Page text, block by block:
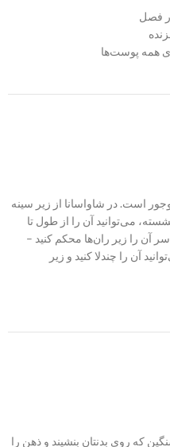
فصل
همه پوست‌ها
است. در شاواسانا از زیر سینه
می‌توانید آن را از طول تا
و دو سر آن را زیر ران‌ها محکم کنید –
آن را چندلا کنید و زیر
که روی بدنتان بنشیند و ذهن را